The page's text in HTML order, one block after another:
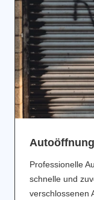
Аutoöffnung
Professionelle
schnelle und
verschlossenen